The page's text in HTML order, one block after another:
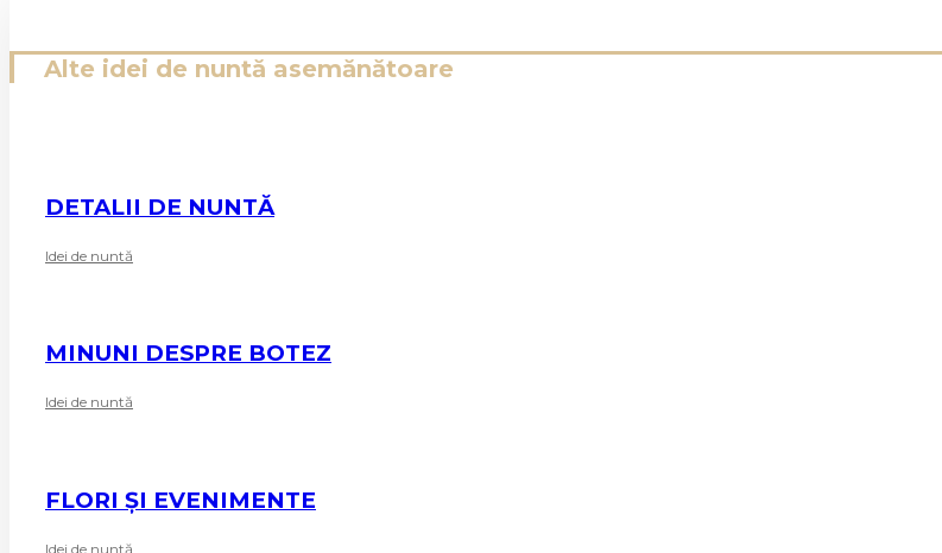
Alte idei de nuntă asemănătoare
DETALII DE NUNTĂ
Idei de nuntă
MINUNI DESPRE BOTEZ
Idei de nuntă
FLORI ȘI EVENIMENTE
Idei de nuntă